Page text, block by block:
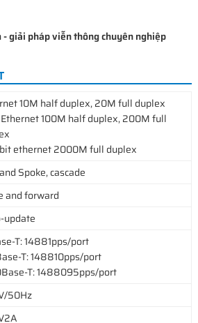
- giải pháp viễn thông chuyên nghiệp
10M half duplex, 20M full duplex
100M half duplex, 200M full
ethernet 2000M full duplex
Spoke, cascade
and forward
update
T: 14881pps/port
T: 148810pps/port
T: 1488095pps/port
50Hz